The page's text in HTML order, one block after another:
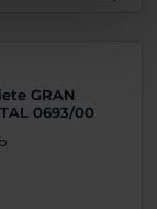
GRAN
0693/00